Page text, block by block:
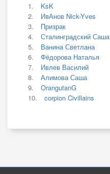
KsK
ИвАнов Nick-Yves
Призрак
Сталинградский Саша
Ванина Светлана
Фёдорова Наталья
Ивлев Василий
Алимова Саша
OrangutanG
corpion Civillains